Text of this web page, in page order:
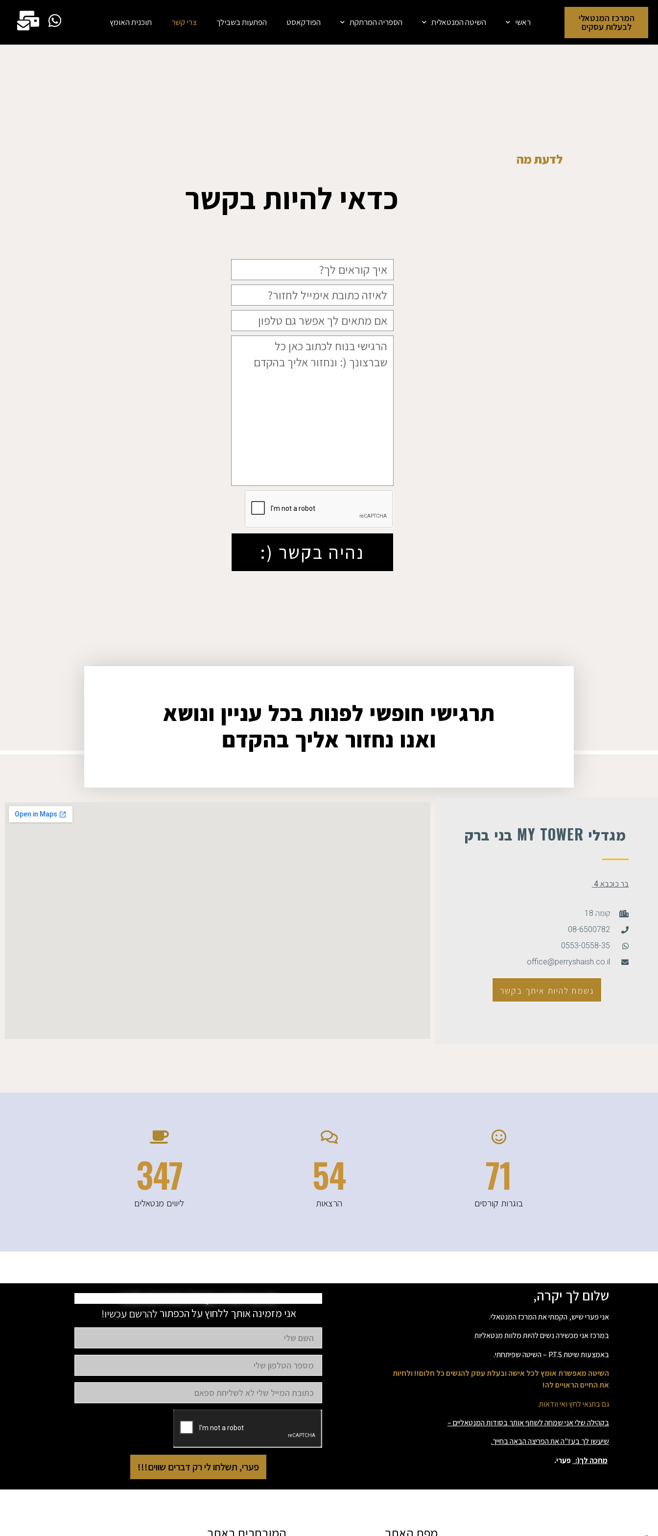
המרכז המנטאלי
לבעלות עסקים ראשי השיטה המנטאלית הספריה המרתקת הפודקאסט הפתעות בשבילך צרי קשר תוכנית האומץ
לדעתמה
כדאי להיות בקשר
נהיה בקשר (:
תרגישי חופשי לפנות בכל עניין ונושא
ואנו נחזור אליך בהקדם
מגדלי MY TOWER בני ברק
בר כוכבא 4
קומה 18
08-6500782
0553-0558-35
office@perryshaish.co.il
נשמח להיות איתך בקשר
123
בוגרות קורסים
94
הרצאות
605
ליווים מנטאלים
שלום לך יקרה,
אני פערי שיש, הקמתי את המרכז המנטאלי.
במרכז אני מכשירה נשים להיות מלוות מנטאליות
באמצעות שיטת P.T.S – השיטה שפיתחתי.
השיטה מאפשרת אומץ לכל אישה ובעלת עסק להגשים כל חלום!! ולחיות
את החיים הראויים לה!
גם בתנאי לחץ ואי וודאות.
בקהילה שלי אני שמחה לשתף אותך בסודות המנטאליים –
שיעשו לך בעז"ה את הפריצה הבאה בחייך.
מחכה לך(: פערי.
אני מזמינה אותך ללחוץ על הכפתורלהרשם עכשיו!
פערי, תשלחו לי רק דברים שווים!!!
מפת האתר המובחרים באתר